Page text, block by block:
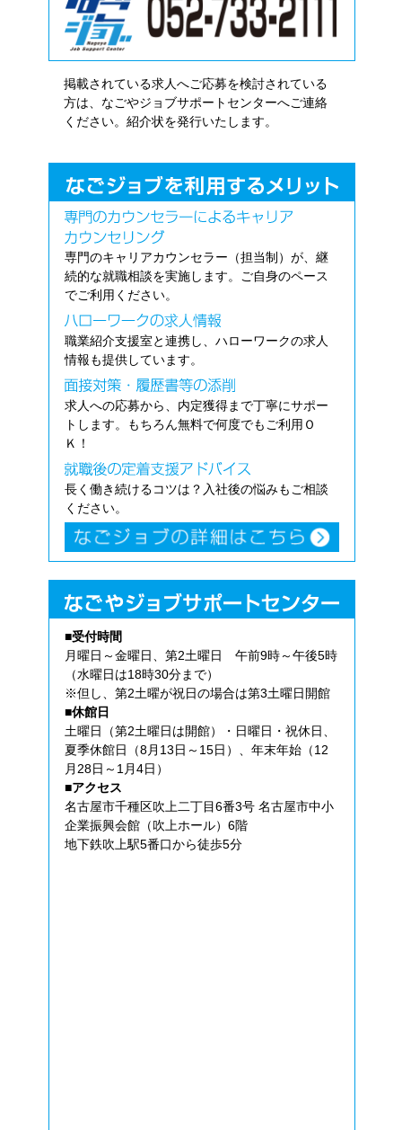
掲載されている求人へご応募を検討されている
方は、なごやジョブサポートセンターへご連絡
ください。紹介状を発行いたします。
専門のキャリアカウンセラー（担当制）が、継
続的な就職相談を実施します。ご自身のペース
でご利用ください。
職業紹介支援室と連携し、ハローワークの求人
情報も提供しています。
求人への応募から、内定獲得まで丁寧にサポー
トします。もちろん無料で何度でもご利用Ｏ
Ｋ！
長く働き続けるコツは？入社後の悩みもご相談
ください。
■受付時間
月曜日～金曜日、第2土曜日 午前9時～午後5時
（水曜日は18時30分まで）
※但し、第2土曜が祝日の場合は第3土曜日開館
■休館日
土曜日（第2土曜日は開館）・日曜日・祝休日、
夏季休館日（8月13日～15日）、年末年始（12
月28日～1月4日）
■アクセス
名古屋市千種区吹上二丁目6番3号 名古屋市中小
企業振興会館（吹上ホール）6階
地下鉄吹上駅5番口から徒歩5分